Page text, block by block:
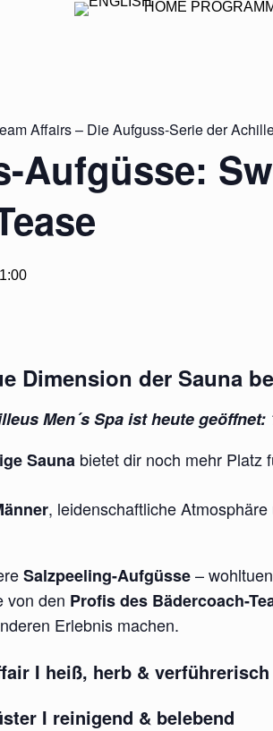
HOME
Affairs – Die Aufguss-Serie der
Aufgüsse:
Dimension der Sauna
Men´s Spa ist heute
Sauna bietet dir noch mehr Platz
, leidenschaftliche
Salzpeeling-Aufgüsse–
von den Profis des Bädercoach-
Erlebnis machen.
I heiß, herb & verführerisch
I reinigend & belebend